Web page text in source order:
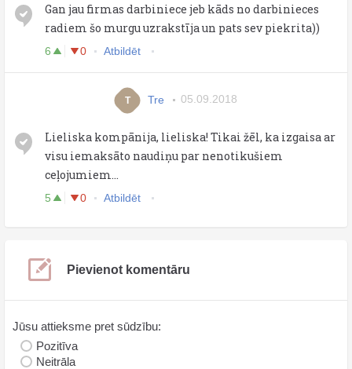
Gan jau firmas darbiniece jeb kāds no darbinieces
radiem šo murgu uzrakstīja un pats sev piekrita))
6 0 Atbildēt
T Tre 05.09.2018
Lieliska kompānija, lieliska! Tikai žēl, ka izgaisa ar
visu iemaksāto naudiņu par nenotikušiem
ceļojumiem...
5 0 Atbildēt
Pievienot komentāru
Jūsu attieksme pret sūdzību:
Pozitīva
Neitrāla